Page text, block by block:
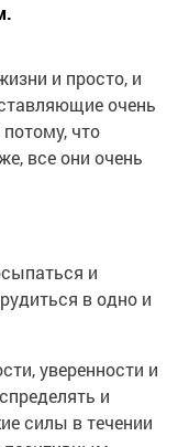
и просто, и
очень
что
все они очень
и
в одно и
уверенности и
и
силы в течении